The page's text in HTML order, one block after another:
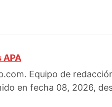
Equipo de
en fecha 08, 2026,